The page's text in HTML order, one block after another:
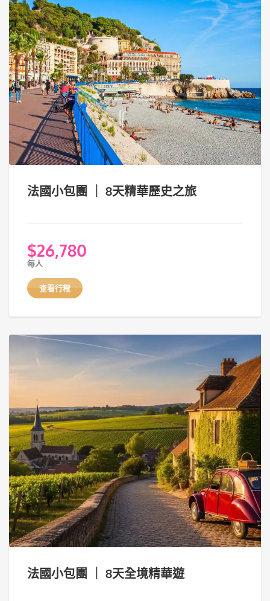
法國小包團 ｜ 8天精華歷史之旅
$26,780
每人
查看行程
法國小包團 ｜ 8天全境精華遊